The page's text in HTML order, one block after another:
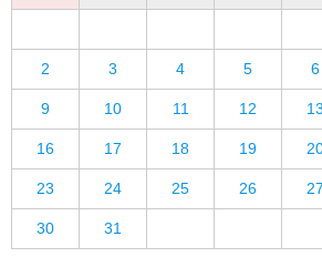
2 3 4 5 6
9 10 11 12 13
16 17 18 19
23 24 25 26 27
30 31